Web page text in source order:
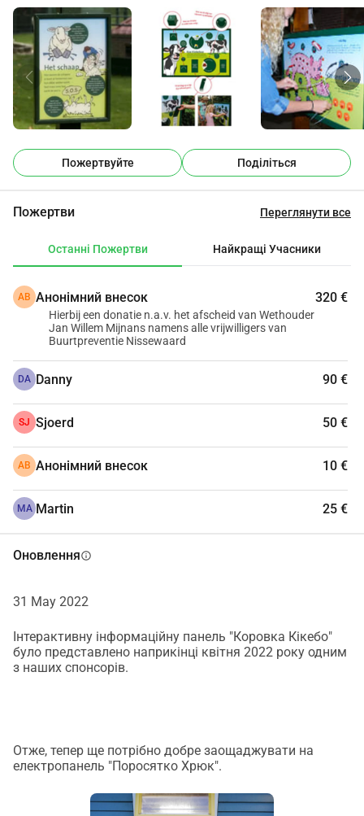
фермі та підтримки дитячої ферми.
Ми хочемо виконати наступні побажання:
Інформаційна панель Свиня Кнор
Інтерактивне, ігрове навчання: правильна комбінація
дає зелену лампочку та приємний звук. Це, звичайно,
мотивує знаходити більше хороших комбінацій. (Бюро
Пікнікові столи
пікнікові набори з
переробленого пластику від компанії Boerplay.com
Інформаційна панель Козеня
Боккенспронг
Нова голубятня
Реалізовано до тепер:
Укриття для коней; 3x6м
Лавки Лотус (2 метри завдовжки) - 2 штуки,
якщо можливо
Великий парасоль з підставкою
кг на колесах
Корова, Коза, Вівця, Качка, Осел/поні, Осел, Кінь,
Кролик
кубиків та обертових дисків можна чітко показати
різні процеси. Ігри з питаннями та відповідями можна
Пожертвуйте Поділіться
Пожертви Переглянути все
Останні Пожертви Найкращі Учасники
АВ Анонімний внесок 320 €
Hierbij een donatie n.a.v. het afscheid van Wethouder
Jan Willem Mijnans namens alle vrijwilligers van
Buurtpreventie Nissewaard
DA Danny 90 €
SJ Sjoerd 50 €
АВ Анонімний внесок 10 €
MA Martin 25 €
Оновленняinfo
31 May 2022
Інтерактивну інформаційну панель "Коровка Кікебо"
було представлено наприкінці квітня 2022 року одним
з наших спонсорів.
Отже, тепер ще потрібно добре заощаджувати на
електропанель "Поросятко Хрюк".